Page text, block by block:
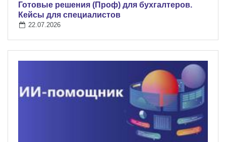
Готовые решения (Проф) для бухгалтеров.
Кейсы для специалистов
22.07.2026